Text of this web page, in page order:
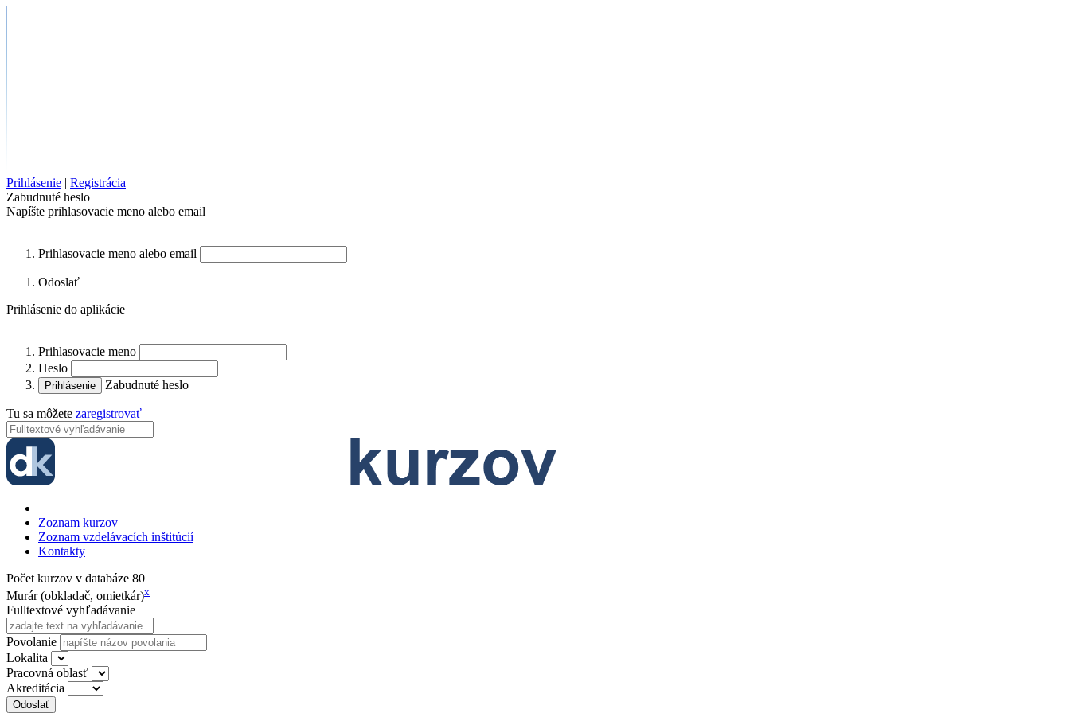
Prihlásenie | Registrácia
Zabudnuté heslo
Napíšte prihlasovacie meno alebo email
Prihlasovacie meno alebo email
Odoslať
Prihlásenie do aplikácie
Prihlasovacie meno
Heslo
Zabudnuté heslo
Tu sa môžete zaregistrovať
Zoznam kurzov
Zoznam vzdelávacích inštitúcií
Kontakty
Počet kurzov v databáze 80
Murár (obkladač, omietkár)x
Fulltextové vyhľadávanie
Povolanie
Lokalita
Pracovná oblasť
Akreditácia
Odoslať